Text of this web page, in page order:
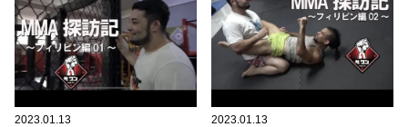
2023.01.13 2023.01.13